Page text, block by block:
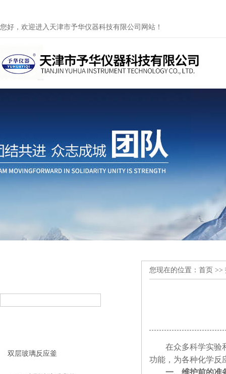
您好，欢迎进入天津市予华仪器科技有限公司网站！
双层玻璃反应釜
您现在的位置： 首页 >>
在众多科学实验
功能，为各种化学反
一、维护前的准